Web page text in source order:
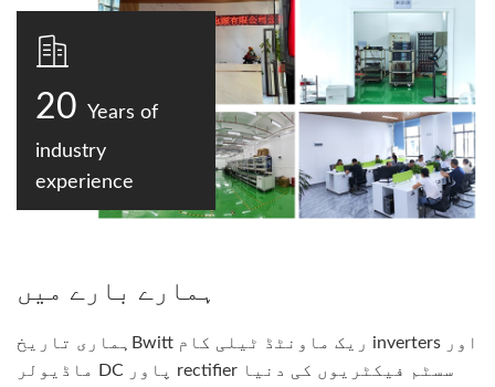
20 Years of
industry
experience
ہمارے بارے میں
ہماری تاریخBwitt ریک ماونٹڈ ٹیلی کام inverters اور
ماڈیولر DC پاور rectifier سسٹم فیکٹریوں کی دنیا